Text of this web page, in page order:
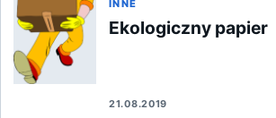
INNE
Ekologiczny papier
21.08.2019